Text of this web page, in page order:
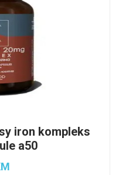
iron kompleks
a50